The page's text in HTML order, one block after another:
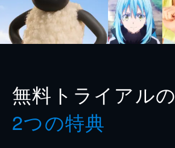
無料トライアルの
2つの特典